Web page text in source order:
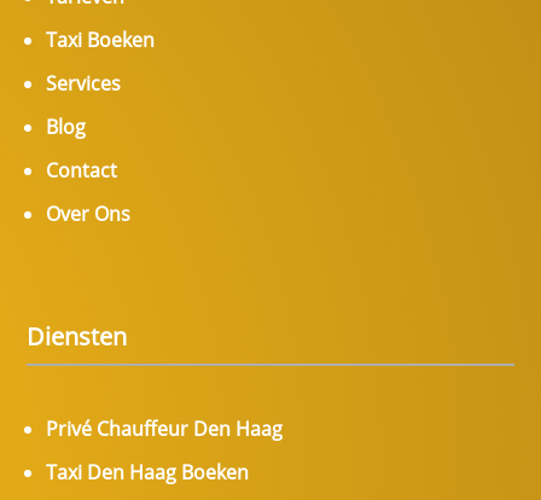
Taxi Boeken
Services
Blog
Contact
Over Ons
Diensten
Privé Chauffeur Den Haag
Taxi Den Haag Boeken